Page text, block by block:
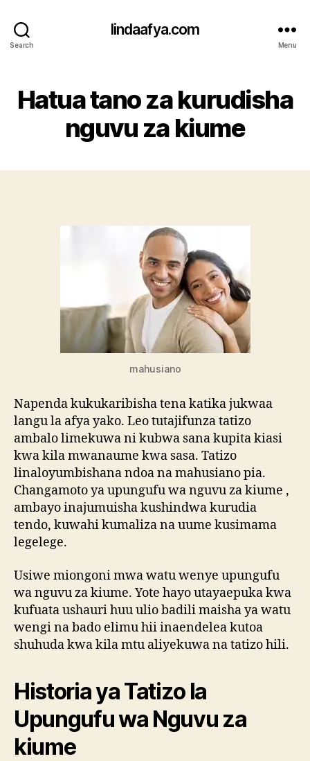
Search
lindaafya.com
Menu
Hatua tano za kurudisha
nguvu za kiume
mahusiano
Napenda kukukaribisha tena katika jukwaa
langu la afya yako. Leo tutajifunza tatizo
ambalo limekuwa ni kubwa sana kupita kiasi
kwa kila mwanaume kwa sasa. Tatizo
linaloyumbishana ndoa na mahusiano pia.
Changamoto ya upungufu wa nguvu za kiume ,
ambayo inajumuisha kushindwa kurudia
tendo, kuwahi kumaliza na uume kusimama
legelege.
Usiwe miongoni mwa watu wenye upungufu
wa nguvu za kiume. Yote hayo utayaepuka kwa
kufuata ushauri huu ulio badili maisha ya watu
wengi na bado elimu hii inaendelea kutoa
shuhuda kwa kila mtu aliyekuwa na tatizo hili.
Historia ya Tatizo la
Upungufu wa Nguvu za
kiume